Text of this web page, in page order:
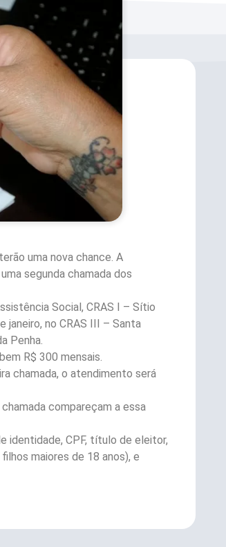
uma nova chance. A
segunda chamada dos
Social, CRAS I – Sítio
janeiro, no CRAS III – Santa
Penha.
R$ 300 mensais.
chamada, o atendimento será
compareçam a essa
identidade, CPF, título de eleitor,
maiores de 18 anos), e